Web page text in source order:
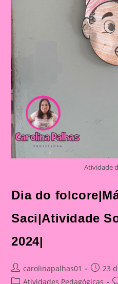
Atividade
Dia do
Saci|Atividade
2024|
Post
author:
carolinapalhas01
Post23
PostAtividades Pedagógicas